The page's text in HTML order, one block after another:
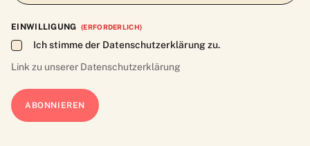
EINWILLIGUNG (ERFORDERLICH)
Ich stimme der Datenschutzerklärung zu.
Link zu unserer Datenschutzerklärung